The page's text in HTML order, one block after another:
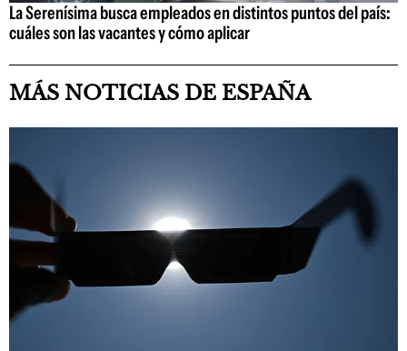
La Serenísima busca empleados en distintos puntos del país:
cuáles son las vacantes y cómo aplicar
MÁS NOTICIAS DE ESPAÑA